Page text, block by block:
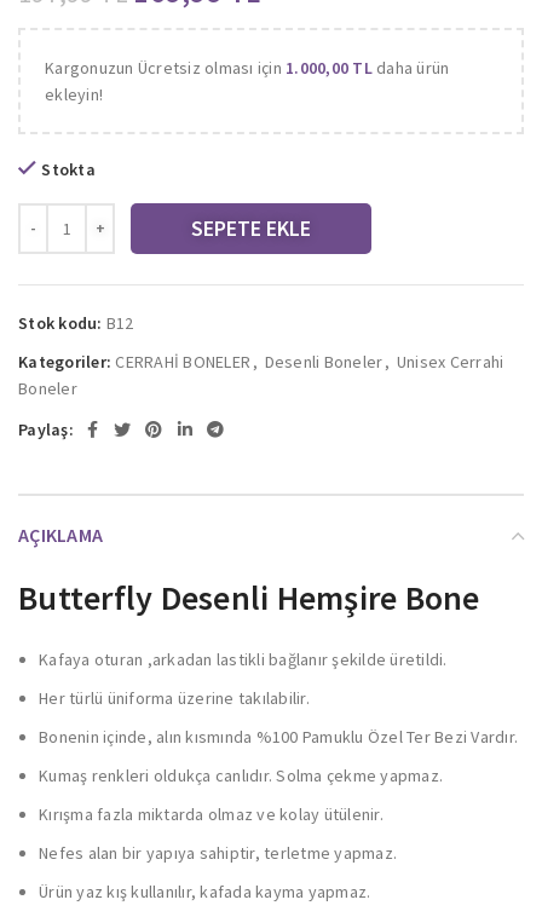
Kargonuzun Ücretsiz olması için 1.000,00 TLdaha ürün
ekleyin!
Stokta
SEPETE EKLE
Stok kodu: B12
Kategoriler: CERRAHİ BONELER , Desenli Boneler, Unisex Cerrahi
Boneler
Paylaş:
AÇIKLAMA
Butterfly Desenli Hemşire Bone
Kafaya oturan ,arkadan lastikli bağlanır şekilde üretildi.
Her türlü üniforma üzerine takılabilir.
Bonenin içinde, alın kısmında %100 Pamuklu Özel Ter Bezi Vardır.
Kumaş renkleri oldukça canlıdır. Solma çekme yapmaz.
Kırışma fazla miktarda olmaz ve kolay ütülenir.
Nefes alan bir yapıya sahiptir, terletme yapmaz.
Ürün yaz kış kullanılır, kafada kayma yapmaz.